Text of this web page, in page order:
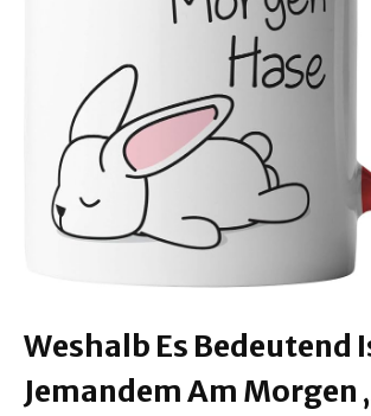
Weshalb Es Bedeutend
Jemandem Am Morgen